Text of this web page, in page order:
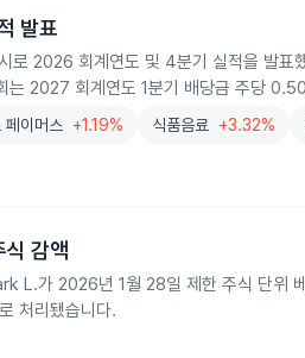
발표
로 2026 회계연도 및 4분기 실적을 발
는 2027 회계연도 1분기 배당금 주당
페이머스 +1.19% 식품음료 +3.32%
감액
가 2026년 1월 28일 제한 주식 단위
처리됐습니다.